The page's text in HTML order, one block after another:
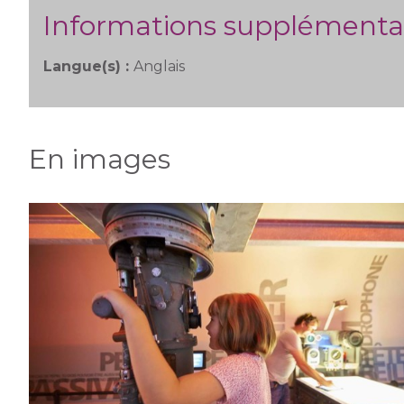
Informations
Langue(s) : Anglais
En images